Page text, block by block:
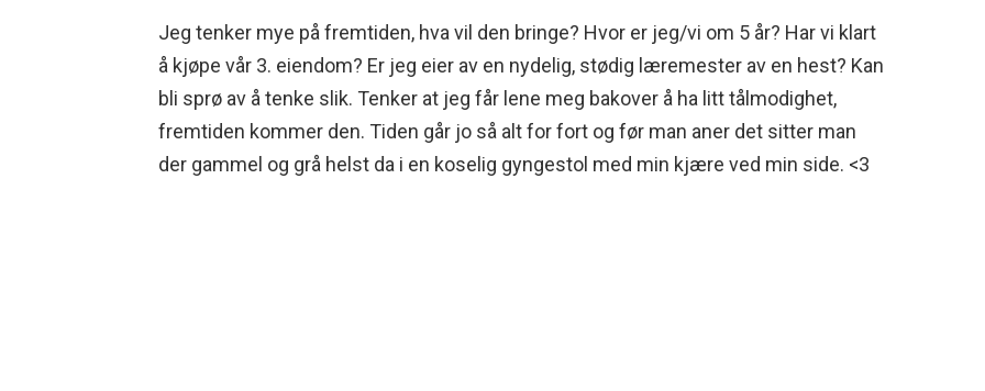
Jeg tenker mye på fremtiden, hva vil den bringe? Hvor er jeg/vi om 5 år? Har vi klart
å kjøpe vår 3. eiendom? Er jeg eier av en nydelig, stødig læremester av en hest? Kan
bli sprø av å tenke slik. Tenker at jeg får lene meg bakover å ha litt tålmodighet,
fremtiden kommer den. Tiden går jo så alt for fort og før man aner det sitter man
der gammel og grå helst da i en koselig gyngestol med min kjære ved min side. <3